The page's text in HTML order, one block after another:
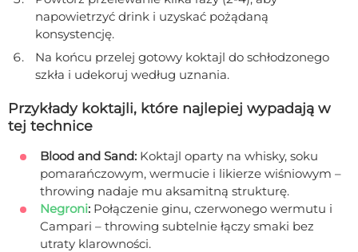
napowietrzyć drink i uzyskać pożądaną
konsystencję.
Na końcu przelej gotowy koktajl do schłodzonego
szkła i udekoruj według uznania.
Przykłady koktajli, które najlepiej wypadają w
tej technice
Blood and Sand: Koktajl oparty na whisky, soku
pomarańczowym, wermucie i likierze wiśniowym –
throwing nadaje mu aksamitną strukturę.
Negroni: Połączenie ginu, czerwonego wermutu i
Campari – throwing subtelnie łączy smaki bez
utraty klarowności.